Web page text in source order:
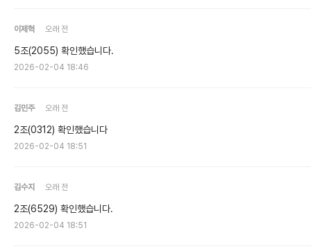
이제혁 오래 전
5조(2055) 확인했습니다.
2026-02-04 18:46
김민주 오래 전
2조(0312) 확인했습니다
2026-02-04 18:51
김수지 오래 전
2조(6529) 확인했습니다.
2026-02-04 18:51